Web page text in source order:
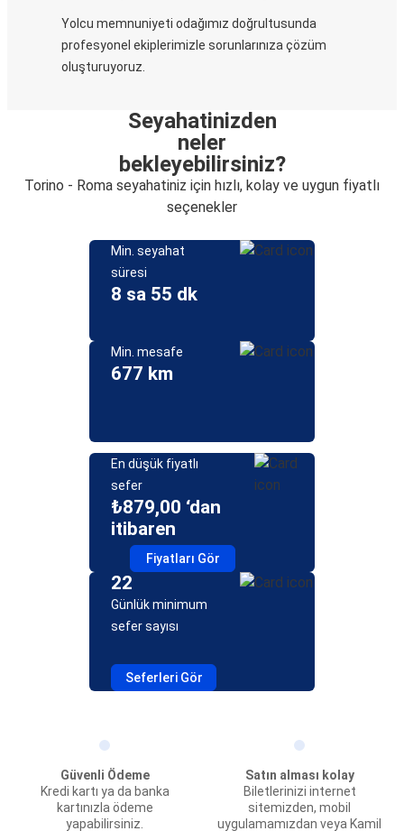
Yolcu memnuniyeti odağımız doğrultusunda
profesyonel ekiplerimizle sorunlarınıza çözüm
oluşturuyoruz.
Seyahatinizden
neler
bekleyebilirsiniz?
Torino - Roma seyahatiniz için hızlı, kolay ve uygun fiyatlı
seçenekler
Min. seyahat
süresi
8 sa 55 dk
Min. mesafe
677 km
En düşük fiyatlı
sefer
₺879,00 ‘dan
itibaren
Fiyatları Gör
22
Günlük minimum
sefer sayısı
Seferleri Gör
Güvenli Ödeme
Kredi kartı ya da banka
kartınızla ödeme
yapabilirsiniz.
Satın alması kolay
Biletlerinizi internet
sitemizden, mobil
uygulamamızdan veya Kamil